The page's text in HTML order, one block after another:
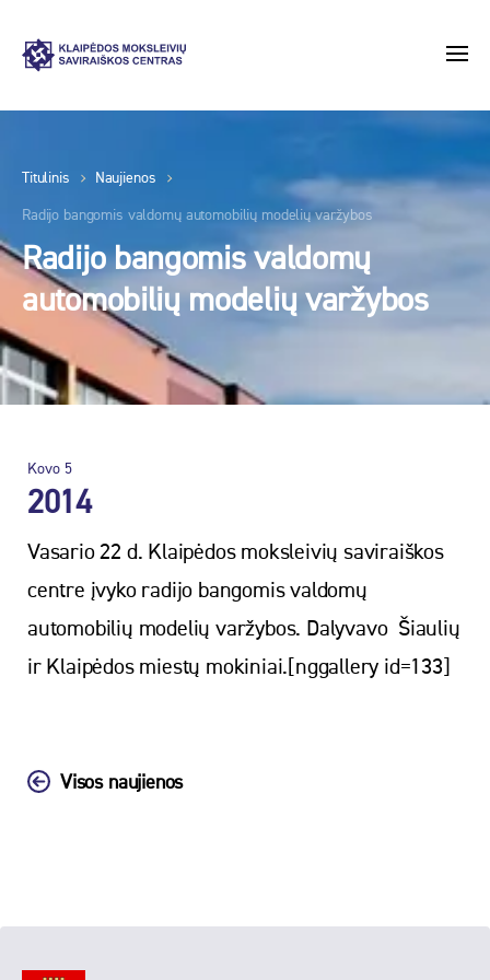
Titulinis Naujienos
Radijo bangomis valdomų automobilių modelių varžybos
Radijo bangomis valdomų
automobilių modelių varžybos
Kovo 5
2014
Vasario 22 d. Klaipėdos moksleivių saviraiškos
centre įvyko radijo bangomis valdomų
automobilių modelių varžybos. Dalyvavo Šiaulių
ir Klaipėdos miestų mokiniai.[nggallery id=133]
Visos naujienos